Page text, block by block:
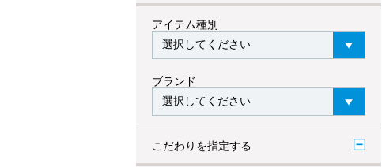
アイテム種別
ブランド
こだわりを指定する